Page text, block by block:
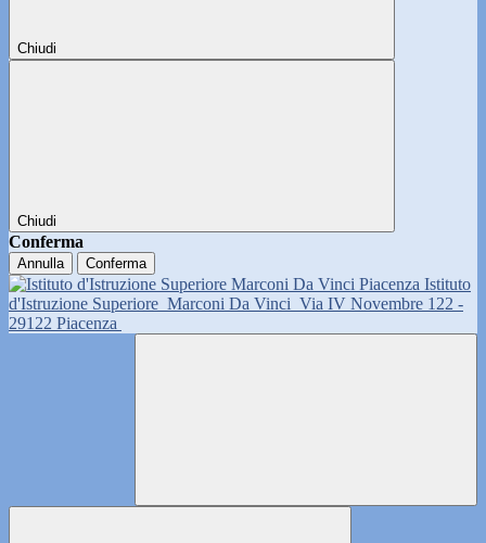
Chiudi
Chiudi
Conferma
Annulla Conferma
Istituto
d'Istruzione Superiore Marconi Da Vinci Via IV Novembre 122 -
29122 Piacenza